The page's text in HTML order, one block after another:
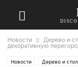
Новости Дерево и
декоративную
Новости Дерево и